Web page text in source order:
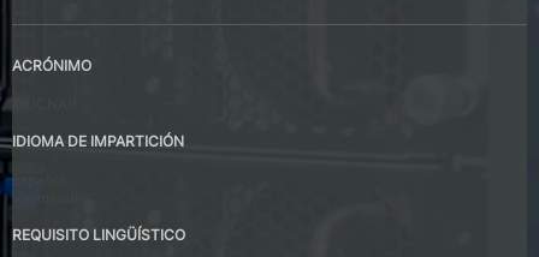
ACRÓNIMO
IDIOMA DE IMPARTICIÓN
REQUISITO LINGÜÍSTICO